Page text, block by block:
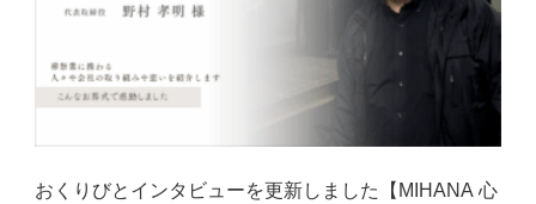
おくりびとインタビューを更新しました【MIHANA 心